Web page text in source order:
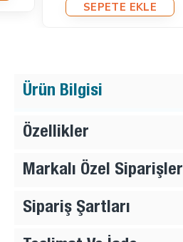
Ürün Bilgisi
Özellikler
Markalı Özel Siparişler
Sipariş Şartları